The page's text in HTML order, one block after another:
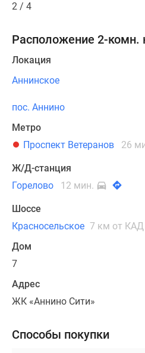
2 / 4
Расположение 2-комн.
Локация
Аннинское
пос. Аннино
Метро
Проспект Ветеранов
26
Ж/Д-станция
Горелово
12 мин.
Шоссе
Красносельское 7 км от КАД
Дом
7
Адрес
ЖК «Аннино Сити»
Способы покупки